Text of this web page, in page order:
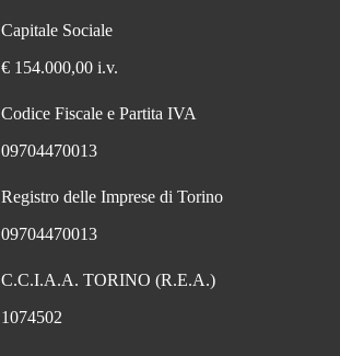
Capitale Sociale
€ 154.000,00 i.v.
Codice Fiscale e Partita IVA
09704470013
Registro delle Imprese di Torino
09704470013
C.C.I.A.A. TORINO (R.E.A.)
1074502